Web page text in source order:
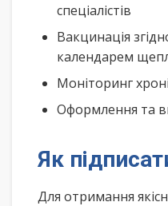
спеціалістів
Вакцинація
календарем
Моніторинг
Оформлення та
Як
Для отримання